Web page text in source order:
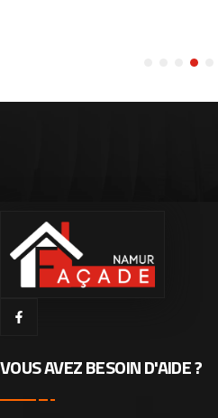
VOUS AVEZ BESOIN D'AIDE ?